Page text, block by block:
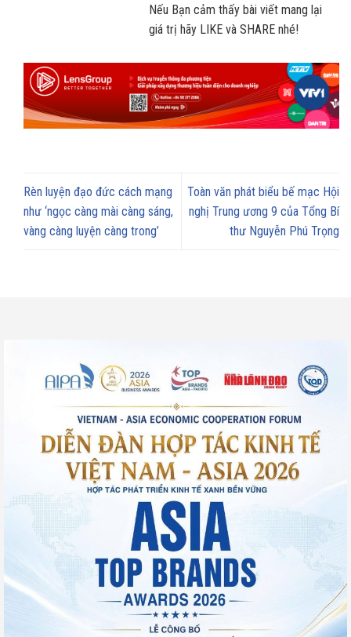
Nếu Bạn cảm thấy bài viết mang lại
giá trị hãy LIKE và SHARE nhé!
Rèn luyện đạo đức cách mạng
như ‘ngọc càng mài càng sáng,
vàng càng luyện càng trong’
Toàn văn phát biểu bế mạc Hội
nghị Trung ương 9 của Tổng Bí
thư Nguyễn Phú Trọng